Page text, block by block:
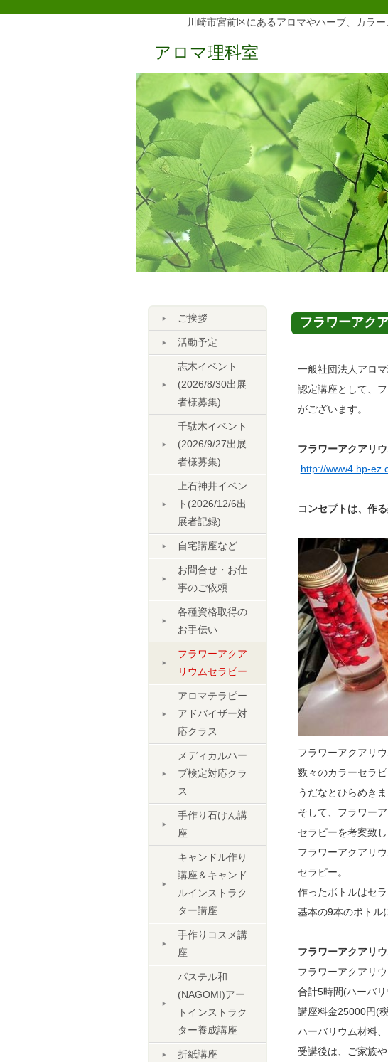
アロマ理科室
川崎市宮前区にあるアロマやハーブ、カラ
フラワーアク
一般社団法人アロ
認定講座として、
がございます。
フラワーアクアリ
http://www4.hp-
コンセプトは、作
フラワーアクアリ
数々のカラーセラ
うだなとひらめきま
そして、フラワー
セラピーを考案致し
フラワーアクアリ
セラピー。
作ったボトルはセ
基本の9本のボトル
フラワーアクアリ
フラワーアクアリ
合計5時間(ハーバ
講座料金25000円(
ハーバリウム材料
受講後は、ご家族
ご挨拶
活動予定
志木イベント
(2026/8/30出展
者様募集)
千駄木イベント
(2026/9/27出展
者様募集)
上石神井イベン
ト(2026/12/6出
展者記録)
自宅講座など
お問合せ・お仕
事のご依頼
各種資格取得の
お手伝い
フラワーアクア
リウムセラピー
アロマテラピー
アドバイザー対
応クラス
メディカルハー
ブ検定対応クラ
ス
手作り石けん講
座
キャンドル作り
講座＆キャンド
ルインストラク
ター講座
手作りコスメ講
座
パステル和
(NAGOMI)アー
トインストラク
ター養成講座
折紙講座